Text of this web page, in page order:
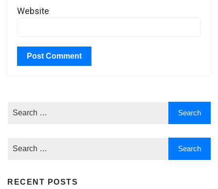
Website
RECENT POSTS